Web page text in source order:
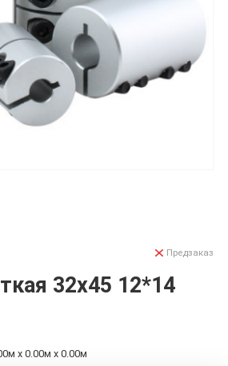
32х45 12*14
Предзаказ
x 0.00м x 0.00м